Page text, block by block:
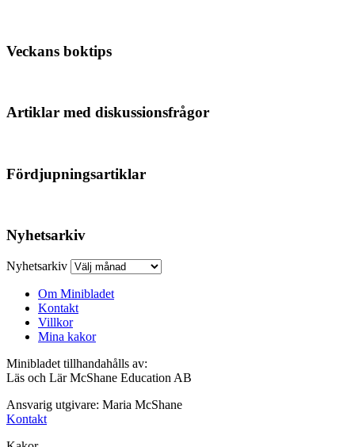
Veckans boktips
Artiklar med diskussionsfrågor
Fördjupningsartiklar
Nyhetsarkiv
Nyhetsarkiv
Om Minibladet
Kontakt
Villkor
Mina kakor
Minibladet tillhandahålls av:
Läs och Lär McShane Education AB
Ansvarig utgivare: Maria McShane
Kontakt